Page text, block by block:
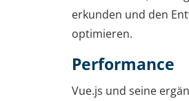
erkunden und den
optimieren.
Performance
Vue.js und seine